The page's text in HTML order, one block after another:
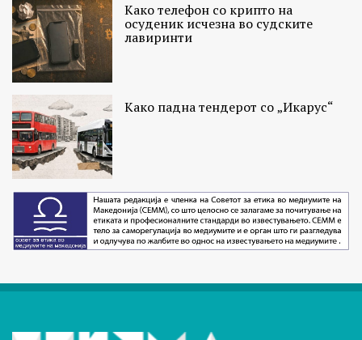
Како телефон со крипто на
осуденик исчезна во судските
лавиринти
Како падна тендерот со „Икарус“